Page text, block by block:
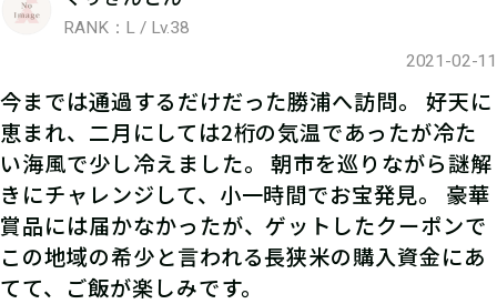
RANK：L / Lv.38
2021-02-11
今までは通過するだけだった勝浦へ訪問。 好天に
恵まれ、二月にしては2桁の気温であったが冷た
い海風で少し冷えました。 朝市を巡りながら謎解
きにチャレンジして、小一時間でお宝発見。 豪華
賞品には届かなかったが、ゲットしたクーポンで
この地域の希少と言われる長狭米の購入資金にあ
てて、ご飯が楽しみです。